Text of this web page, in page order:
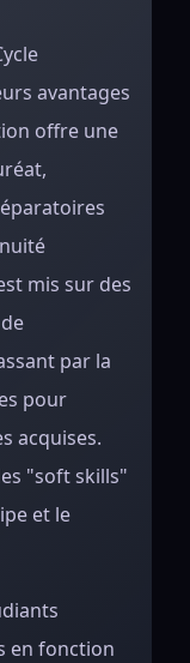
avantages
offre une
mis sur des
par la
pour
acquises.
"soft skills"
et le
en fonction